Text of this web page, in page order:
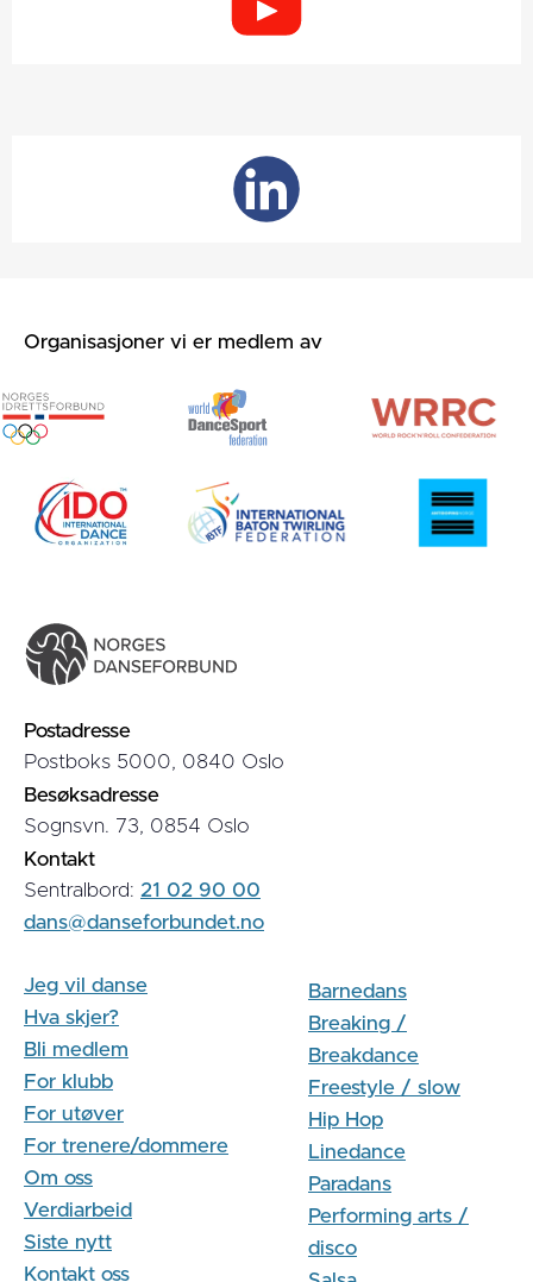
Organisasjoner vi er medlem av
Postadresse
Postboks 5000, 0840 Oslo
Besøksadresse
Sognsvn. 73, 0854 Oslo
Kontakt
Sentralbord: 21 02 90 00
dans@danseforbundet.no
Jeg vil danse
Hva skjer?
Bli medlem
For klubb
For utøver
For trenere/dommere
Om oss
Verdiarbeid
Siste nytt
Kontakt oss
Barnedans
Breaking /
Breakdance
Freestyle / slow
Hip Hop
Linedance
Paradans
Performing arts /
disco